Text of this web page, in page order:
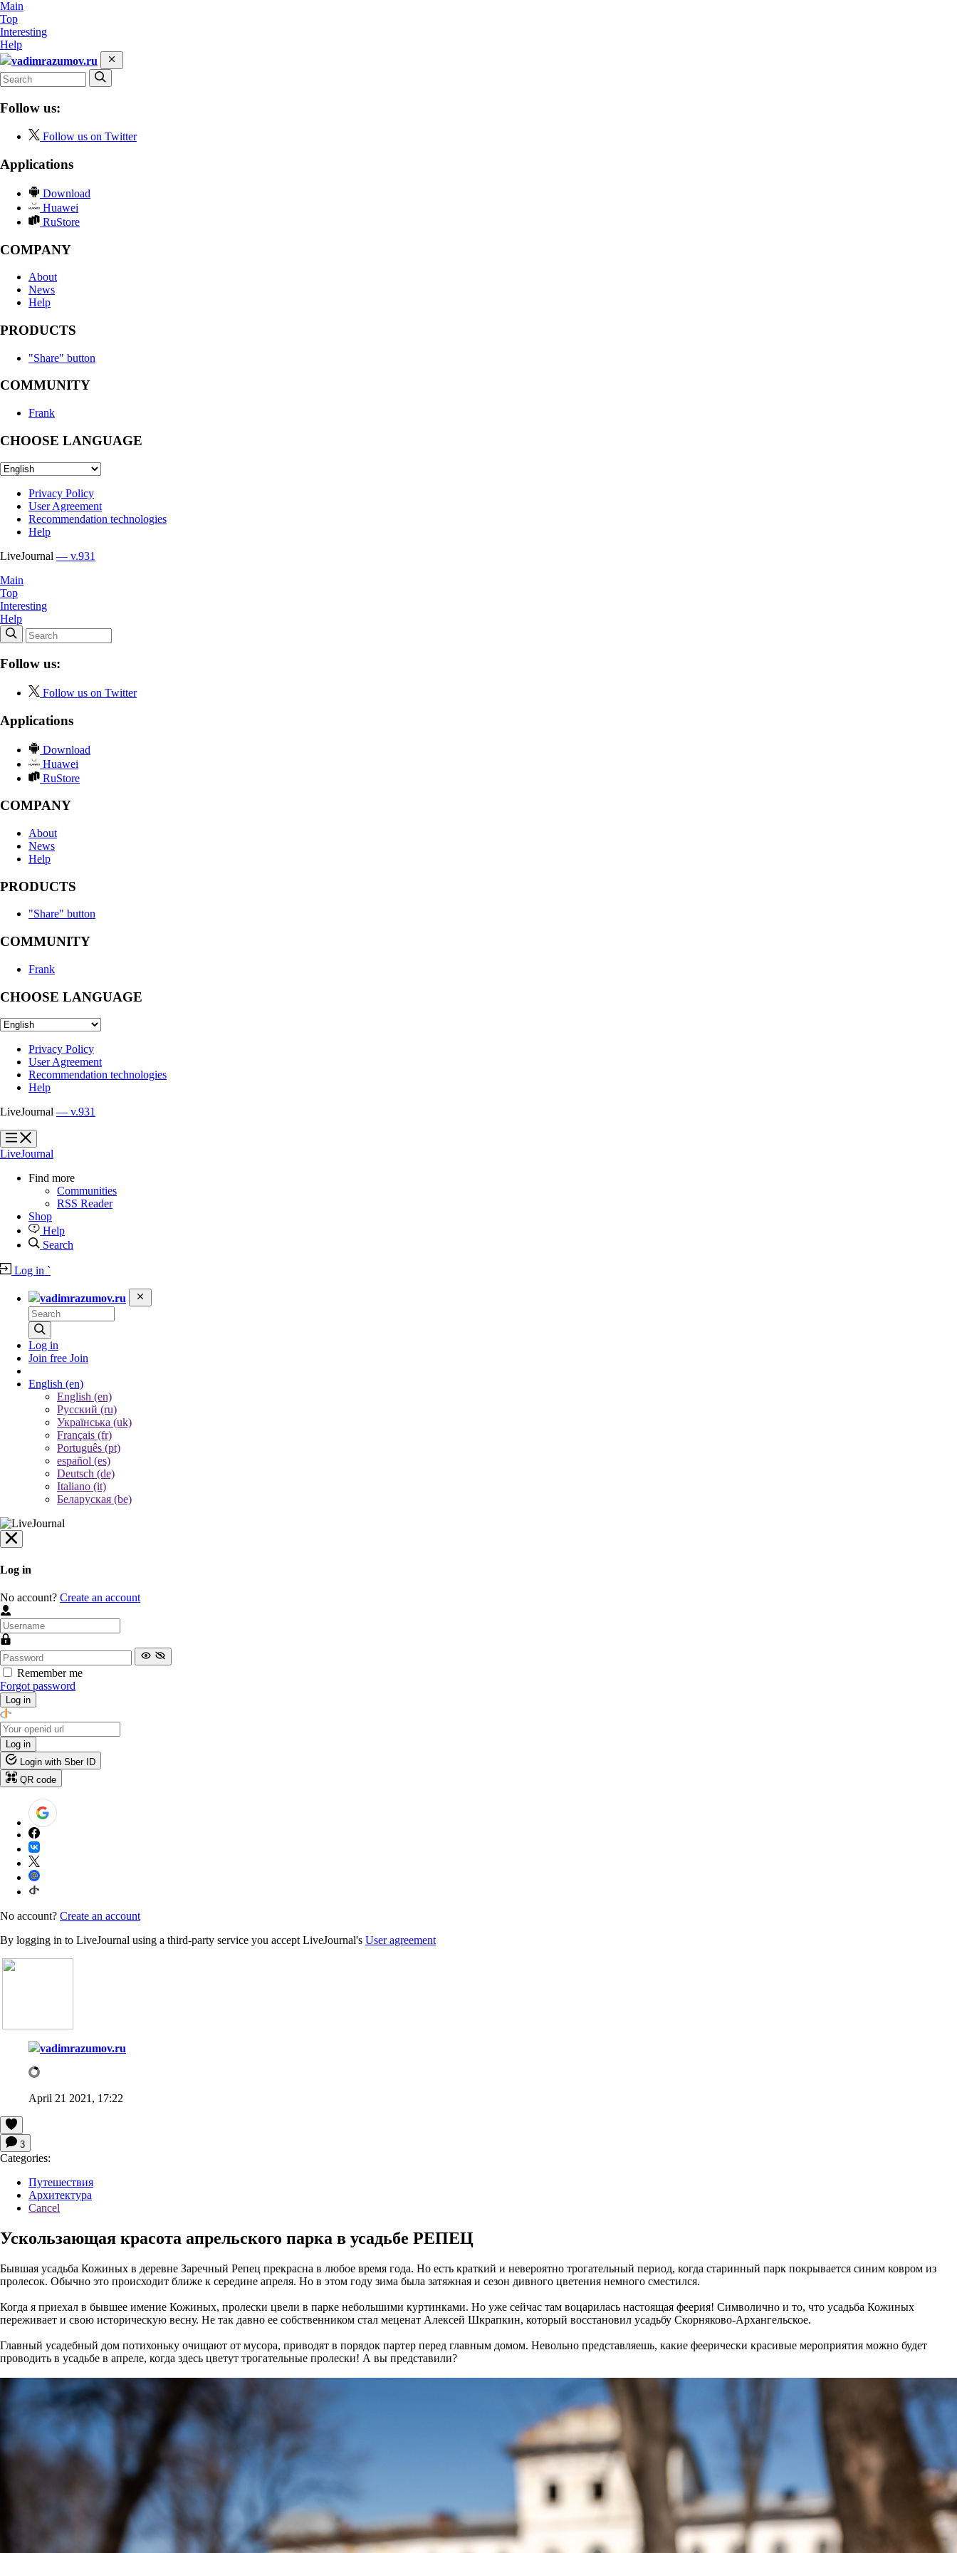
Main
Top
Interesting
Help
vadimrazumov.ru
Follow us:
Follow us on Twitter
Applications
Download
Huawei
RuStore
COMPANY
About
News
Help
PRODUCTS
"Share" button
COMMUNITY
Frank
CHOOSE LANGUAGE
Privacy Policy
User Agreement
Recommendation technologies
Help
LiveJournal — v.931
Main
Top
Interesting
Help
Follow us:
Follow us on Twitter
Applications
Download
Huawei
RuStore
COMPANY
About
News
Help
PRODUCTS
"Share" button
COMMUNITY
Frank
CHOOSE LANGUAGE
Privacy Policy
User Agreement
Recommendation technologies
Help
LiveJournal — v.931
?
?
LiveJournal
Find more
Communities
RSS Reader
Shop
Help
Search
Log in `
vadimrazumov.ru
Log in
Join free Join
English (en)
English (en)
Русский (ru)
Українська (uk)
Français (fr)
Português (pt)
español (es)
Deutsch (de)
Italiano (it)
Беларуская (be)
Log in
No account? Create an account
Remember me
Forgot password
Log in
Log in
Login with Sber ID
QR code
No account? Create an account
By logging in to LiveJournal using a third-party service you accept LiveJournal's User agreement
vadimrazumov.ru
April 21 2021, 17:22
3
Categories:
Путешествия
Архитектура
Cancel
Ускользающая красота апрельского парка в усадьбе РЕПЕЦ
Бывшая усадьба Кожиных в деревне Заречный Репец прекрасна в любое время года. Но есть краткий и невероятно трогательный период, когда старинный парк покрывается синим ковром из
пролесок. Обычно это происходит ближе к середине апреля. Но в этом году зима была затяжная и сезон дивного цветения немного сместился.
Когда я приехал в бывшее имение Кожиных, пролески цвели в парке небольшими куртинками. Но уже сейчас там воцарилась настоящая феерия! Символично и то, что усадьба Кожиных
переживает и свою историческую весну. Не так давно ее собственником стал меценат Алексей Шкрапкин, который восстановил усадьбу Скорняково-Архангельское.
Главный усадебный дом потихоньку очищают от мусора, приводят в порядок партер перед главным домом. Невольно представляешь, какие феерически красивые мероприятия можно будет
проводить в усадьбе в апреле, когда здесь цветут трогательные пролески! А вы представили?